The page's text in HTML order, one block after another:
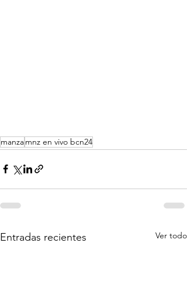
manzamnz en vivo bcn24
Entradas recientes Ver todo